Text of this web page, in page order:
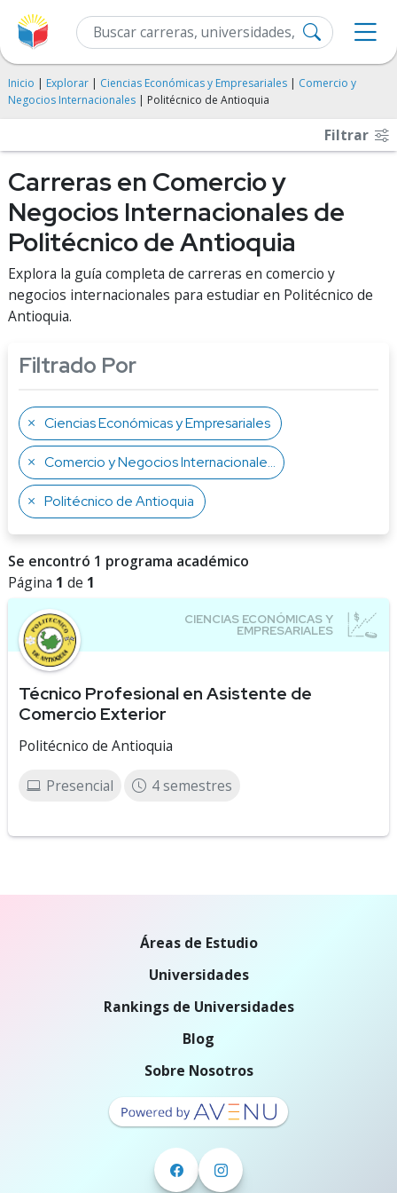
Inicio | Explorar | Ciencias Económicas y Empresariales | Comercio y
Negocios Internacionales | Politécnico de Antioquia
Filtrar
Carreras en Comercio y
Negocios Internacionales de
Politécnico de Antioquia
Explora la guía completa de carreras en comercio y
negocios internacionales para estudiar en Politécnico de
Antioquia.
Filtrado Por
Ciencias Económicas y Empresariales
Comercio y Negocios Internacionales
Politécnico de Antioquia
Se encontró 1 programa académico
Página 1 de 1
Técnico Profesional en Asistente de
Comercio Exterior
Politécnico de Antioquia
Presencial 4 semestres
Áreas de Estudio
Universidades
Rankings de Universidades
Blog
Sobre Nosotros